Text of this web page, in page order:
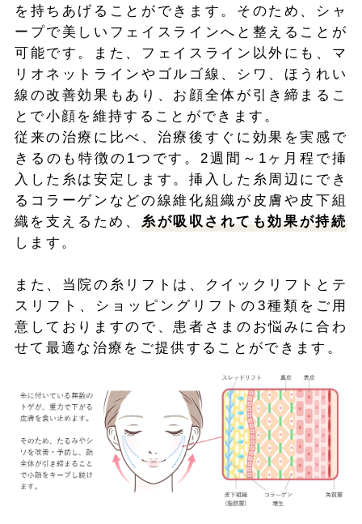
を持ちあげることができます。そのため、シャ
ープで美しいフェイスラインへと整えることが
可能です。また、フェイスライン以外にも、マ
リオネットラインやゴルゴ線、シワ、ほうれい
線の改善効果もあり、お顔全体が引き締まるこ
とで小顔を維持することができます。
従来の治療に比べ、治療後すぐに効果を実感で
きるのも特徴の1つです。2週間～1ヶ月程で挿
入した糸は安定します。挿入した糸周辺にでき
るコラーゲンなどの線維化組織が皮膚や皮下組
織を支えるため、糸が吸収されても効果が持続
します。
また、当院の糸リフトは、クイックリフトとテ
スリフト、ショッピングリフトの3種類をご用
意しておりますので、患者さまのお悩みに合わ
せて最適な治療をご提供することができます。